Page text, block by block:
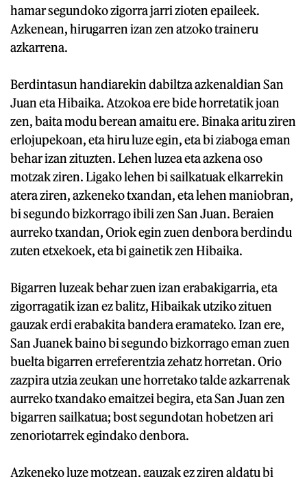
hamar segundoko zigorra jarri zioten epaileek.
Azkenean, hirugarren izan zen atzoko traineru
azkarrena.
Berdintasun handiarekin dabiltza azkenaldian San
Juan eta Hibaika. Atzokoa ere bide horretatik joan
zen, baita modu berean amaitu ere. Binaka aritu ziren
erlojupekoan, eta hiru luze egin, eta bi ziaboga eman
behar izan zituzten. Lehen luzea eta azkena oso
motzak ziren. Ligako lehen bi sailkatuak elkarrekin
atera ziren, azkeneko txandan, eta lehen maniobran,
bi segundo bizkorrago ibili zen San Juan. Beraien
aurreko txandan, Oriok egin zuen denbora berdindu
zuten etxekoek, eta bi gainetik zen Hibaika.
Bigarren luzeak behar zuen izan erabakigarria, eta
zigorragatik izan ez balitz, Hibaikak utziko zituen
gauzak erdi erabakita bandera eramateko. Izan ere,
San Juanek baino bi segundo bizkorrago eman zuen
buelta bigarren erreferentzia zehatz horretan. Orio
zazpira utzia zeukan une horretako talde azkarrenak
aurreko txandako emaitzei begira, eta San Juan zen
bigarren sailkatua; bost segundotan hobetzen ari
zenoriotarrek egindako denbora.
Azkeneko luze motzean, gauzak ez ziren aldatu bi